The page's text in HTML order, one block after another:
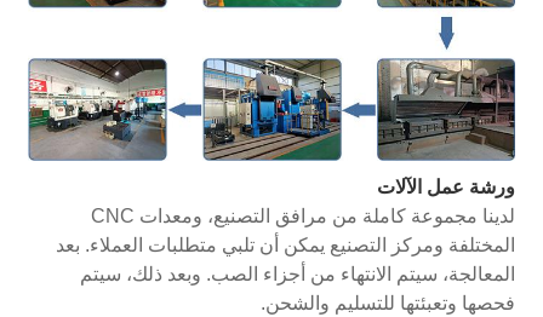
ورشة عمل الآلات
لدينا مجموعة كاملة من مرافق التصنيع، ومعدات CNC
المختلفة ومركز التصنيع يمكن أن تلبي متطلبات العملاء. بعد
المعالجة، سيتم الانتهاء من أجزاء الصب. وبعد ذلك، سيتم
فحصها وتعبئتها للتسليم والشحن.